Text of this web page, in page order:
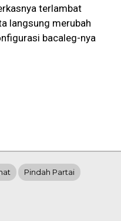
terlambat
langsung merubah
bacaleg-nya
Pindah Partai